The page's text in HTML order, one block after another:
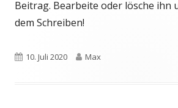
Beitrag. Bearbeite oder lösche ihn
dem Schreiben!
Veröffentlicht
10. Juli 2020 Autor
Max